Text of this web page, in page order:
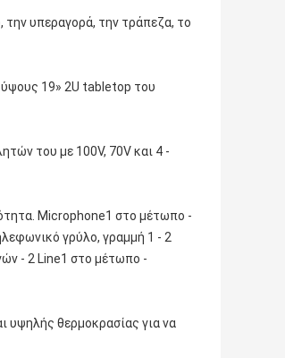
την υπεραγορά, την τράπεζα, το
ύψους 19» 2U tabletop του
του με 100V, 70V και 4 ‐
Microphone1 στο μέτωπο -
γρύλο, γραμμή 1 ‐ 2
‐ 2 Line1 στο μέτωπο -
υψηλής θερμοκρασίας για να